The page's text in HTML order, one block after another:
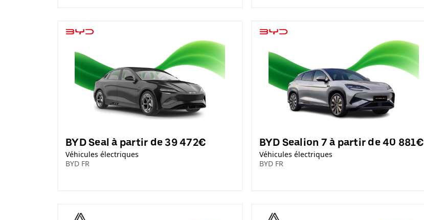
BYD Seal à partir de 39 472€
Véhicules électriques
BYD FR
BYD Sealion 7 à partir de 40 881€
Véhicules électriques
BYD FR